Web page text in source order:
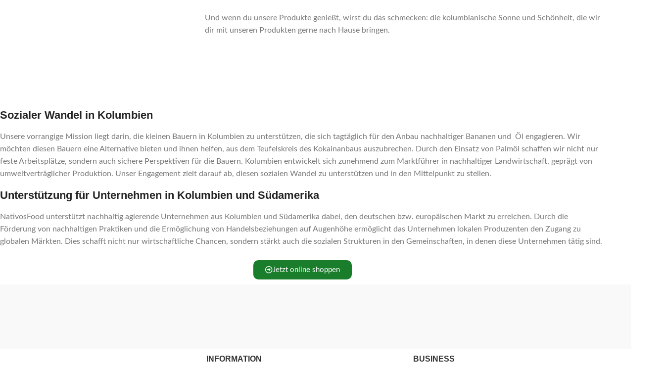
Und wenn du unsere Produkte genießt, wirst du das schmecken: die kolumbianische Sonne und Schönheit, die wir
dir mit unseren Produkten gerne nach Hause bringen.
Sozialer Wandel in Kolumbien
Unsere vorrangige Mission liegt darin, die kleinen Bauern in Kolumbien zu unterstützen, die sich tagtäglich für den Anbau nachhaltiger Bananen und Öl engagieren. Wir
möchten diesen Bauern eine Alternative bieten und ihnen helfen, aus dem Teufelskreis des Kokainanbaus auszubrechen. Durch den Einsatz von Palmöl schaffen wir nicht nur
feste Arbeitsplätze, sondern auch sichere Perspektiven für die Bauern. Kolumbien entwickelt sich zunehmend zum Marktführer in nachhaltiger Landwirtschaft, geprägt von
umweltverträglicher Produktion. Unser Engagement zielt darauf ab, diesen sozialen Wandel zu unterstützen und in den Mittelpunkt zu stellen.
Unterstützung für Unternehmen in Kolumbien und Südamerika
NativosFood unterstützt nachhaltig agierende Unternehmen aus Kolumbien und Südamerika dabei, den deutschen bzw. europäischen Markt zu erreichen. Durch die
Förderung von nachhaltigen Praktiken und die Ermöglichung von Handelsbeziehungen auf Augenhöhe ermöglicht das Unternehmen lokalen Produzenten den Zugang zu
globalen Märkten. Dies schafft nicht nur wirtschaftliche Chancen, sondern stärkt auch die sozialen Strukturen in den Gemeinschaften, in denen diese Unternehmen tätig sind.
Jetzt online shoppen
INFORMATION BUSINESS